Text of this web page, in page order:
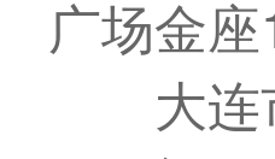
广场金
大